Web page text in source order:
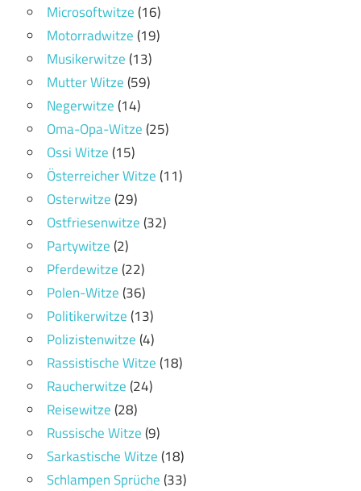
Microsoftwitze(16)
Motorradwitze(19)
Musikerwitze(13)
Mutter Witze(59)
Negerwitze(14)
Oma-Opa-Witze(25)
Ossi Witze(15)
Österreicher Witze(11)
Osterwitze(29)
Ostfriesenwitze(32)
Partywitze(2)
Pferdewitze(22)
Polen-Witze(36)
Politikerwitze(13)
Polizistenwitze(4)
Rassistische Witze(18)
Raucherwitze(24)
Reisewitze(28)
Russische Witze(9)
Sarkastische Witze(18)
Schlampen Sprüche(33)